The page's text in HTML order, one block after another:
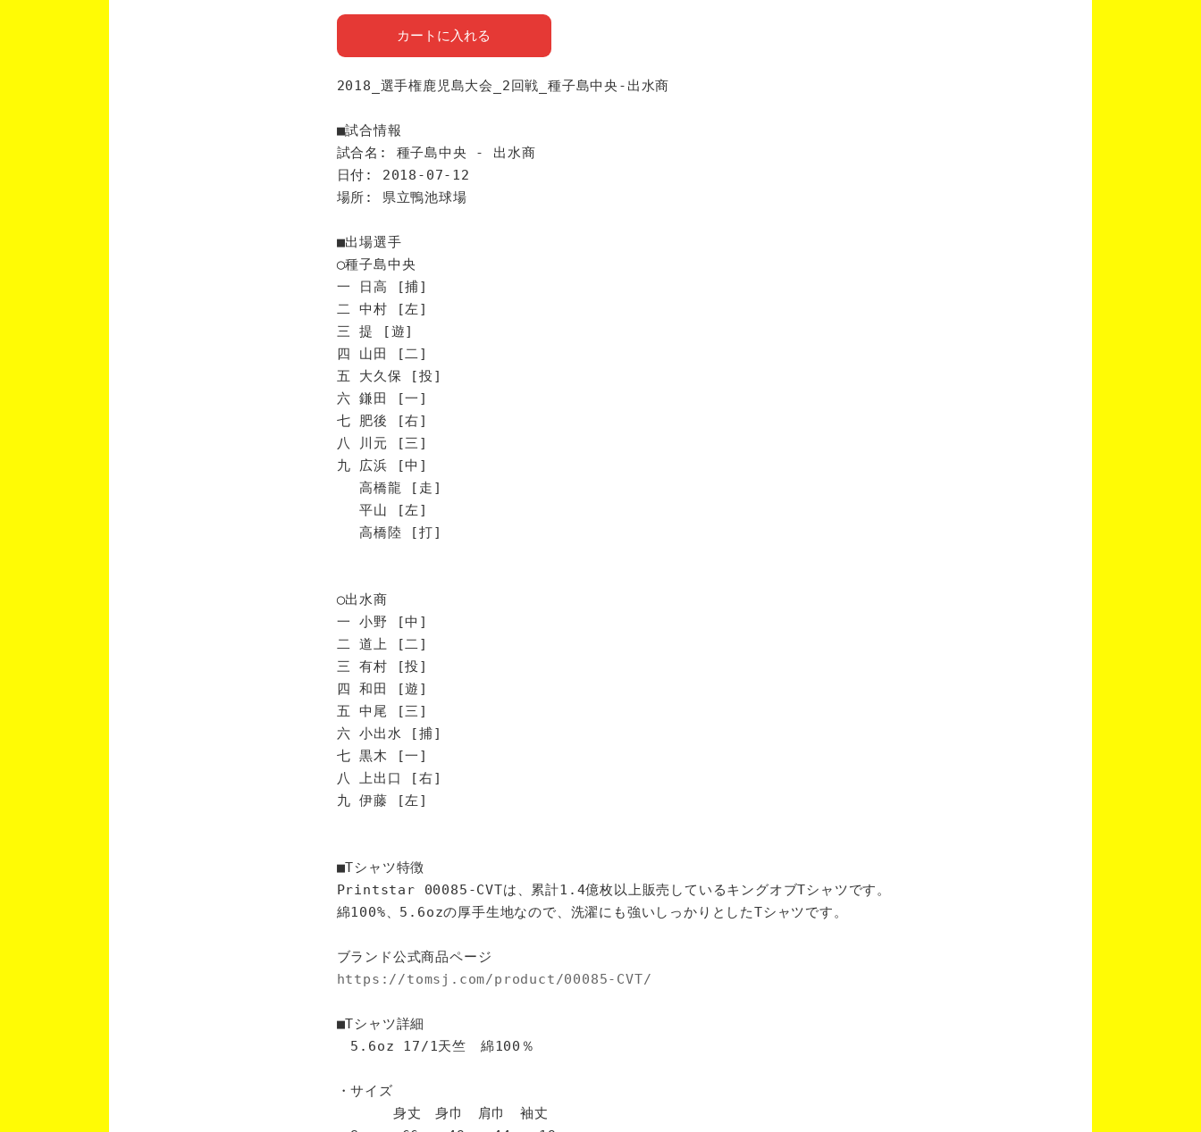
カートに入れる
2018_選手権鹿児島大会_2回戦_種子島中央-出水商
■試合情報
試合名: 種子島中央 - 出水商
日付: 2018-07-12
場所: 県立鴨池球場
■出場選手
◯種子島中央
一 日高 [捕]
二 中村 [左]
三 提 [遊]
四 山田 [二]
五 大久保 [投]
六 鎌田 [一]
七 肥後 [右]
八 川元 [三]
九 広浜 [中]
高橋龍 [走]
平山 [左]
高橋陸 [打]
◯出水商
一 小野 [中]
二 道上 [二]
三 有村 [投]
四 和田 [遊]
五 中尾 [三]
六 小出水 [捕]
七 黒木 [一]
八 上出口 [右]
九 伊藤 [左]
■Tシャツ特徴
Printstar 00085-CVTは、累計1.4億枚以上販売しているキングオブTシャツです。
綿100%、5.6ozの厚手生地なので、洗濯にも強いしっかりとしたTシャツです。
ブランド公式商品ページ
https://tomsj.com/product/00085-CVT/
■Tシャツ詳細
5.6oz 17/1天竺 綿100％
・サイズ
身丈 身巾 肩巾 袖丈